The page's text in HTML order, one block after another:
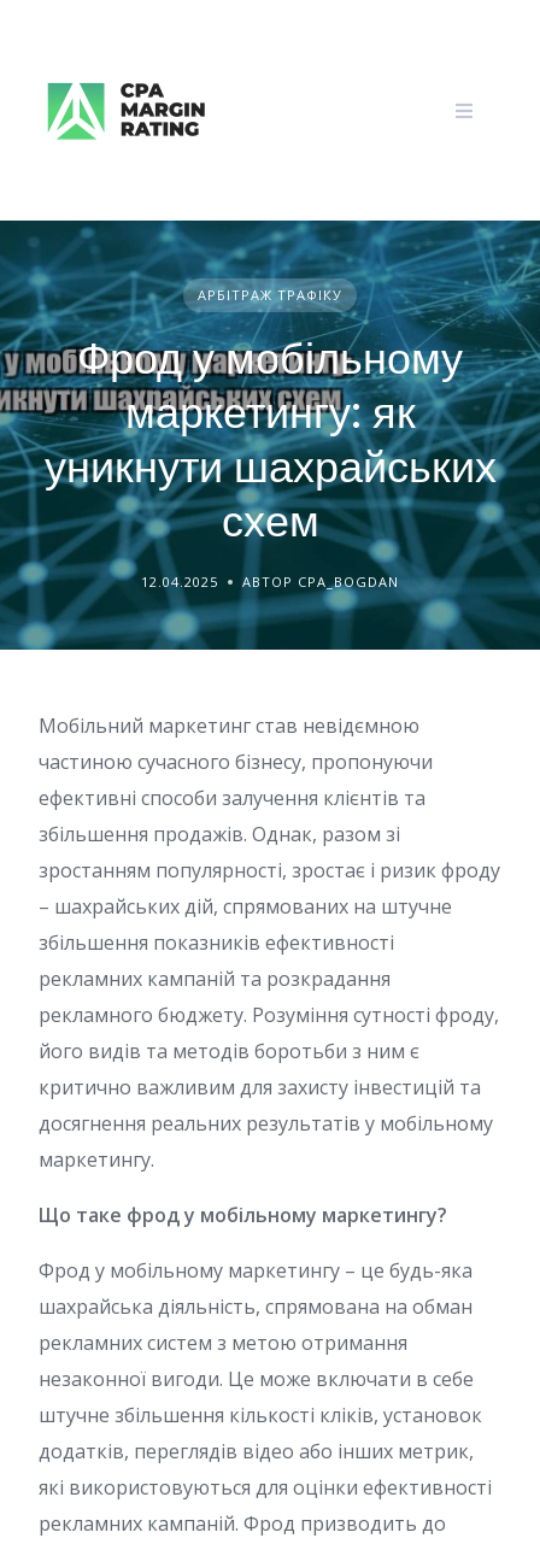
АРБІТРАЖ ТРАФІКУ
Фрод у мобільному
маркетингу: як
уникнути шахрайських
схем
12.04.2025 АВТОР CPA_BOGDAN
Мобільний маркетинг став невідємною
частиною сучасного бізнесу, пропонуючи
ефективні способи залучення клієнтів та
збільшення продажів. Однак, разом зі
зростанням популярності, зростає і ризик фроду
– шахрайських дій, спрямованих на штучне
збільшення показників ефективності
рекламних кампаній та розкрадання
рекламного бюджету. Розуміння сутності фроду,
його видів та методів боротьби з ним є
критично важливим для захисту інвестицій та
досягнення реальних результатів у мобільному
маркетингу.
Що таке фрод у мобільному маркетингу?
Фрод у мобільному маркетингу – це будь-яка
шахрайська діяльність, спрямована на обман
рекламних систем з метою отримання
незаконної вигоди. Це може включати в себе
штучне збільшення кількості кліків, установок
додатків, переглядів відео або інших метрик,
які використовуються для оцінки ефективності
рекламних кампаній. Фрод призводить до